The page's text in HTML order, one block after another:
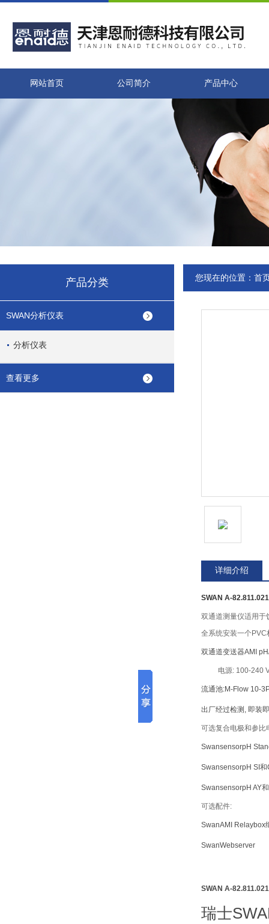
网站首页 公司简介 产品中心
产品分类
SWAN分析仪表
分析仪表
查看更多
您现在的位置： 首
详细介绍
SWAN A-
双通道测量仪适用于
全系统安装一个PVC
双通道变送器AMI
电源: 100-240
流通池:M-Flow 10-
出厂经过检测, 即装
可选复合电极和参比
SwansensorpH
SwansensorpH SI 和
SwansensorpH AY和
可选配件:
SwanAMI Relaybox
SwanWebserver
SWAN A-
瑞士